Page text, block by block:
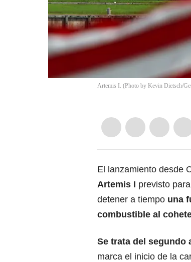
Artemis I. (Photo by Kevin Dietsch/
El lanzamiento desde
Artemis I previsto
detener a tiempo una
combustible al
Se trata del segundo
marca el inicio de la